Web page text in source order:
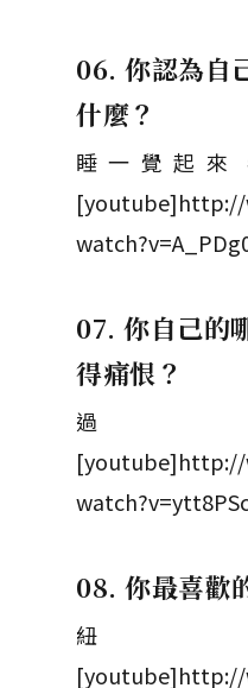
06. 你認為自
什麼？
睡一覺起來
[youtube]http://
07. 你自己的
得痛恨？
過
[youtube]http://
08. 你最喜歡
紐
[youtube]http://